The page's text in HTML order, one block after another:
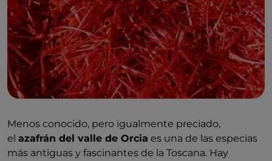
Menos conocido, pero igualmente preciado,
el azafrán del valle de Orcia es una de las especias
más antiguas y fascinantes de la Toscana. Hay